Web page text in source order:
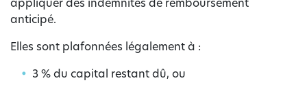
anticipé.
Elles sont plafonnées légalement à :
3 % du capital restant dû, ou